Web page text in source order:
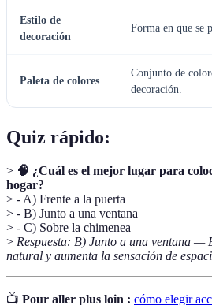
Estilo de
decoración
Forma en que se
Paleta de colores
Conjunto de
decoración.
Quiz rápido:
> 🧠 ¿Cuál es el mejor lugar para
hogar?
> - A) Frente a la puerta
> - B) Junto a una ventana
> - C) Sobre la chimenea
> Respuesta: B) Junto a una ventana —
natural y aumenta la sensación de
📺 Pour aller plus loin : cómo elegir